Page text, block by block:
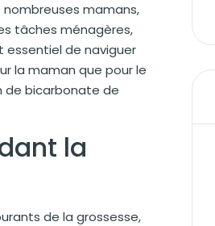
mamans,
tâches ménagères,
essentiel de naviguer
la maman que pour le
de bicarbonate de
la
de la grossesse,